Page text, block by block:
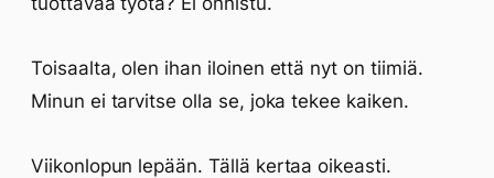
Toisaalta, olen ihan iloinen että nyt on tiimiä.
Minun ei tarvitse olla se, joka tekee kaiken.
Viikonlopun lepään. Tällä kertaa oikeasti.